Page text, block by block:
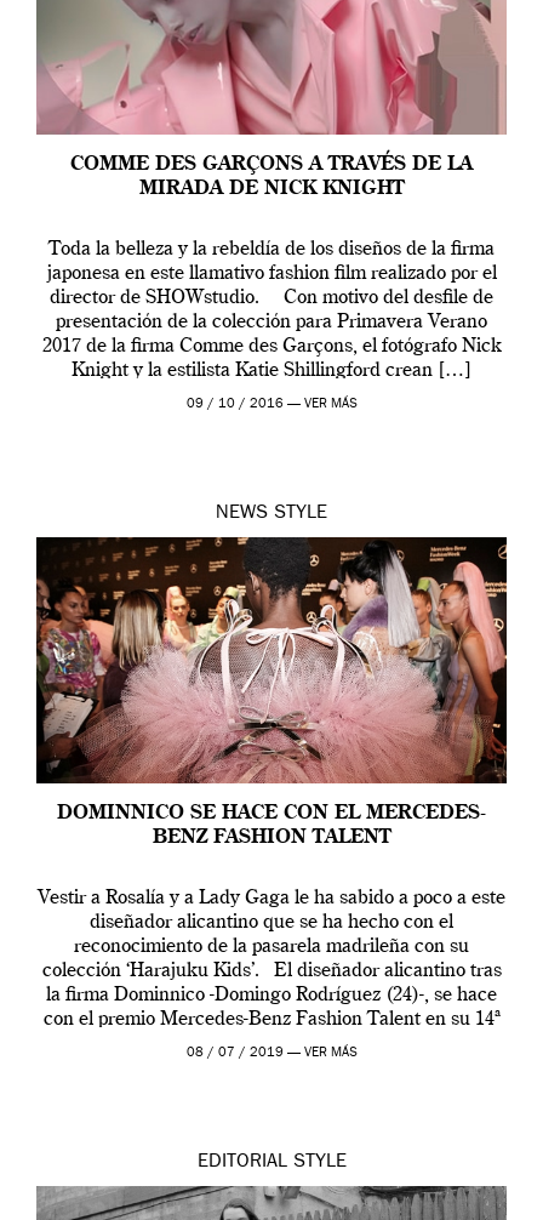
COMME DES GARÇONS A TRAVÉS DE LA
MIRADA DE NICK KNIGHT
Toda la belleza y la rebeldía de los diseños de la firma
japonesa en este llamativo fashion film realizado por el
director de SHOWstudio. Con motivo del desfile de
presentación de la colección para Primavera Verano
2017 de la firma Comme des Garçons, el fotógrafo Nick
Knight y la estilista Katie Shillingford crean […]
09 / 10 / 2016 — VER MÁS
NEWS STYLE
DOMINNICO SE HACE CON EL MERCEDES-
BENZ FASHION TALENT
Vestir a Rosalía y a Lady Gaga le ha sabido a poco a este
diseñador alicantino que se ha hecho con el
reconocimiento de la pasarela madrileña con su
colección ‘Harajuku Kids’. El diseñador alicantino tras
la firma Dominnico -Domingo Rodríguez (24)-, se hace
con el premio Mercedes-Benz Fashion Talent en su 14ª
edición. […]
08 / 07 / 2019 — VER MÁS
EDITORIAL STYLE